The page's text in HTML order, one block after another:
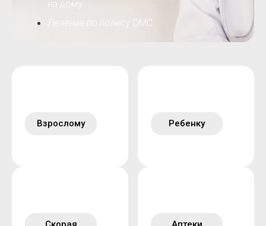
на дому
Лечение по полису ОМС
Взрослому Ребенку